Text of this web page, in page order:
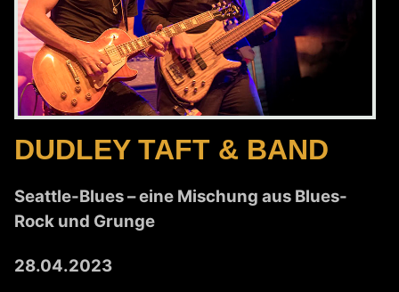
DUDLEY TAFT & BAND
Seattle-Blues – eine Mischung aus Blues-
Rock und Grunge
28.04.2023